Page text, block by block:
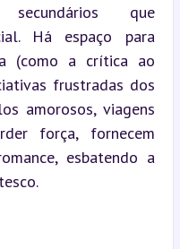
secundários que
Há espaço para
(como a crítica ao
frustradas dos
amorosos, viagens
força, fornecem
esbatendo a